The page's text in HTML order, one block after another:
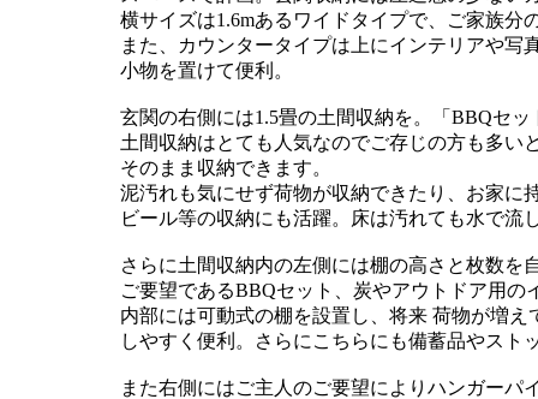
横サイズは1.6mあるワイドタイプで、ご家族分
また、カウンタータイプは上にインテリアや
小物を置けて便利。
玄関の右側には1.5畳の土間収納を。「BBQセ
土間収納はとても人気なのでご存じの方も多い
そのまま収納できます。
泥汚れも気にせず荷物が収納できたり、お家に
ビール等の収納にも活躍。床は汚れても水で流
さらに土間収納内の左側には棚の高さと枚数を
ご要望であるBBQセット、炭やアウトドア用
内部には可動式の棚を設置し、将来 荷物が増
しやすく便利。さらにこちらにも備蓄品やスト
また右側にはご主人のご要望によりハンガー